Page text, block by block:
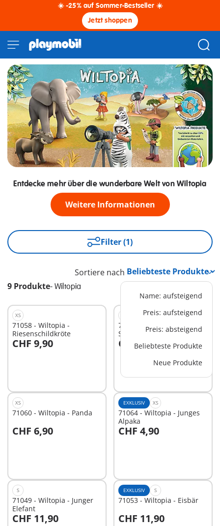
☀️ -25% auf Sommer-Bestseller ☀️
Jetzt shoppen
Entdecke mehr über die wunderbare Welt von Wiltopia
Weitere Informationen
Filter (1)
9 Produkte- Wiltopia
Sortiere nach
Name: aufsteigend
Preis: aufsteigend
Preis: absteigend
Beliebteste Produkte
Neue Produkte
XS
71058 - Wiltopia -
Riesenschildkröte
CHF 9,90
In den Warenkorb
71288 - WILTOPIA -
Seelöwe
CHF 9,90
verfügbar
XS
71060 - Wiltopia - Panda
CHF 6,90
EXKLUSIV XS
71064 - Wiltopia - Junges
Alpaka
CHF 4,90
S
71049 - Wiltopia - Junger
Elefant
CHF 11,90
EXKLUSIV S
71053 - Wiltopia - Eisbär
CHF 11,90